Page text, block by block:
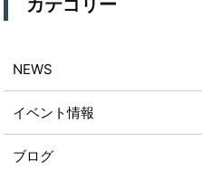
カテゴリー
NEWS
イベント情報
ブログ